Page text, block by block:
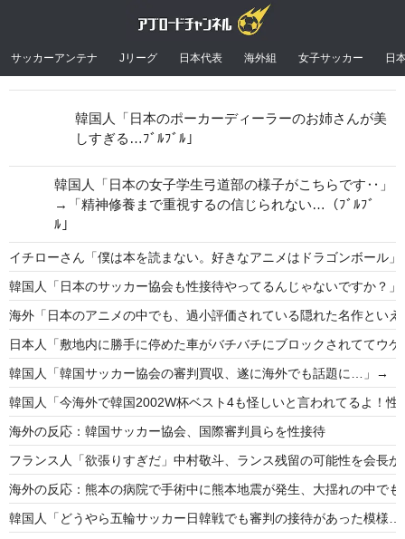
サッカーアンテナ Jリーグ 日本代表 海外組 女子サッカー 日
イチローさん「僕は本を読まない。好きなアニメはドラゴンボール
韓国人「日本のサッカー協会も性接待やってるんじゃないですか？」
海外「日本のアニメの中でも、過小評価されている隠れた名作とい
日本人「敷地内に勝手に停めた車がバチバチにブロックされててウ
韓国人「韓国サッカー協会の審判買収、遂に海外でも話題に…」→
韓国人「今海外で韓国2002W杯ベスト4も怪しいと言われてるよ！性
海外の反応：韓国サッカー協会、国際審判員らを性接待
フランス人「欲張りすぎだ」中村敬斗、ランス残留の可能性を会長
海外の反応：熊本の病院で手術中に熊本地震が発生、大揺れの中で
韓国人「どうやら五輪サッカー日韓戦でも審判の接待があった模
韓国人「日本のポーカーディーラーのお姉さんが美
しすぎる…ﾌﾞﾙﾌﾞﾙ」
韓国人「日本の女子学生弓道部の様子がこちらです‥」
→「精神修養まで重視するの信じられない…（ﾌﾞﾙﾌﾞ
ﾙ」